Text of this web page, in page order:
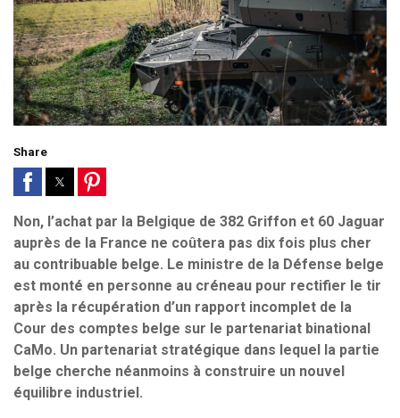
Share
Non, l’achat par la Belgique de 382 Griffon et 60 Jaguar
auprès de la France ne coûtera pas dix fois plus cher
au contribuable belge. Le ministre de la Défense belge
est monté en personne au créneau pour rectifier le tir
après la récupération d’un rapport incomplet de la
Cour des comptes belge sur le partenariat binational
CaMo. Un partenariat stratégique dans lequel la partie
belge cherche néanmoins à construire un nouvel
équilibre industriel.